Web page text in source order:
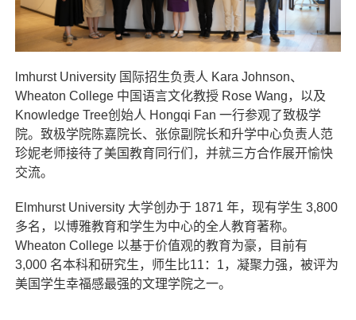
lmhurst University 国际招生负责人 Kara Johnson、
Wheaton College 中国语言文化教授 Rose Wang，以及
Knowledge Tree创始人 Hongqi Fan 一行参观了致极学
院。致极学院陈嘉院长、张倞副院长和升学中心负责人范
珍妮老师接待了美国教育同行们，并就三方合作展开愉快
交流。
Elmhurst University 大学创办于 1871 年，现有学生 3,800
多名，以博雅教育和学生为中心的全人教育著称。
Wheaton College 以基于价值观的教育为豪，目前有
3,000 名本科和研究生，师生比11：1，凝聚力强，被评为
美国学生幸福感最强的文理学院之一。